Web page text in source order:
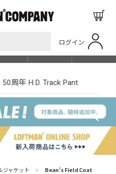
ログイン
SHOP LIST
50周年 H.D. Track Pant
ジャケット > Bean’s Field Coat